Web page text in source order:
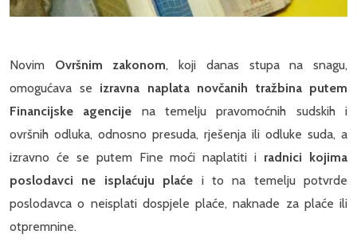
Novim Ovršnim zakonom, koji danas stupa na snagu,
omogućava se izravna naplata novčanih tražbina putem
Financijske agencije na temelju pravomoćnih sudskih i
ovršnih odluka, odnosno presuda, rješenja ili odluke suda, a
izravno će se putem Fine moći naplatiti i radnici kojima
poslodavci ne isplaćuju plaće i to na temelju potvrde
poslodavca o neisplati dospjele plaće, naknade za plaće ili
otpremnine.